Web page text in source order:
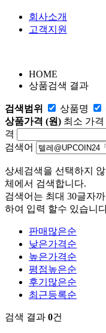
회사소개
고객지원
HOME
상품검색 결과
검색범위 상품명
상품가격 (원) 최소 가격
격
검색어
상세검색을 선택하지
체에서 검색합니다.
검색어는 최대 30글자
하여 입력 할수 있습니
판매많은순
낮은가격순
높은가격순
평점높은순
후기많은순
최근등록순
검색 결과 0건